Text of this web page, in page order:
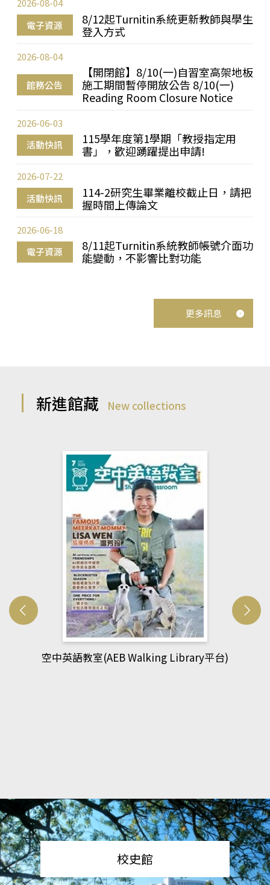
電子資源
8/12起Turnitin系統更新教師與學生
登入方式
2026-08-04
館務公告
【開閉館】8/10(一)自習室高架地板
施工期間暫停開放公告 8/10(一)
Reading Room Closure Notice
2026-08-04
活動快訊
115學年度第1學期「教授指定用
書」，歡迎踴躍提出申請!
2026-06-03
活動快訊
114-2研究生畢業離校截止日，請把
握時間上傳論文
2026-07-22
電子資源
8/11起Turnitin系統教師帳號介面功
能變動，不影響比對功能
2026-06-18
更多訊息
新進館藏 New collections
網管人(kono平台)
校史館